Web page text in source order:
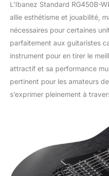
L’Ibanez Standard RG450B-
allie esthétisme et jouabilité,
nécessaires pour certaines
parfaitement aux guitaristes
instrument pour en tirer le
attractif et sa performance
pertinent pour les amateurs
s’exprimer pleinement à